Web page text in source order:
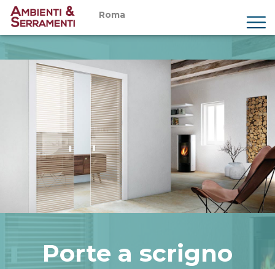
Roma
Chi siamo
Prodotti
Servizi
Showroom
Magazine
Preventivi
Porte a scrigno